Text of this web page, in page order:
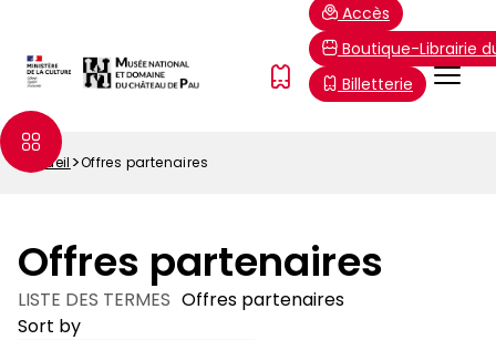
contenu
principal
Menu
FR
Accès
Boutique-Librairie
Billetterie
Fil
Accueil Offres partenaires
Offres partenaires
LISTE DES TERMES Offres partenaires
Sort by